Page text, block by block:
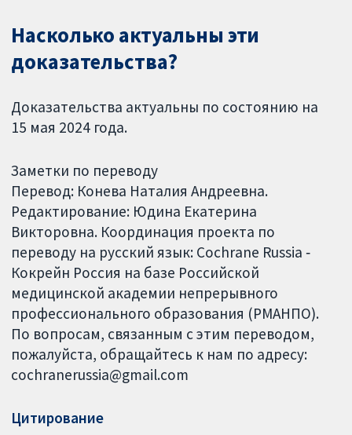
Насколько актуальны эти
доказательства?
Доказательства актуальны по состоянию на
15 мая 2024 года.
Заметки по переводу
Перевод: Конева Наталия Андреевна.
Редактирование: Юдина Екатерина
Викторовна. Координация проекта по
переводу на русский язык: Cochrane Russia ‐
Кокрейн Россия на базе Российской
медицинской академии непрерывного
профессионального образования (РМАНПО).
По вопросам, связанным с этим переводом,
пожалуйста, обращайтесь к нам по адресу:
cochranerussia@gmail.com
Цитирование